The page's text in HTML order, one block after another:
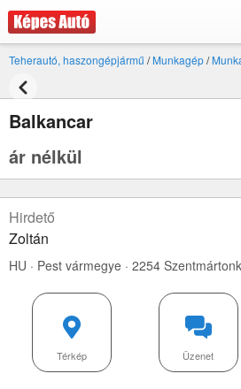
Teherautó, haszongépjármű /Munkagép/
Balkancar
ár nélkül
Hirdető
Zoltán
HU · Pest vármegye · 2254
Üzenet
Térkép